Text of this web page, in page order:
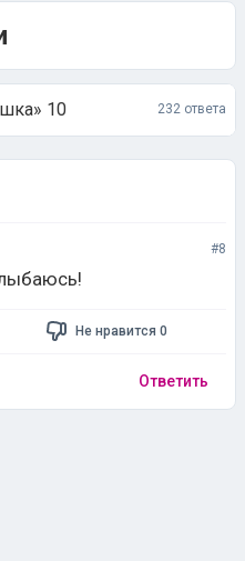
10 232 ответа
#8
Не нравится 0
Ответить